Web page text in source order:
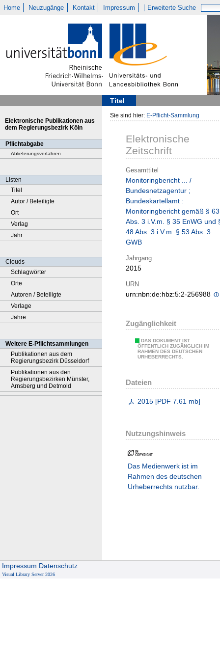
Home Neuzugänge Kontakt Impressum Erweiterte Suche
Titel
Elektronische Publikationen aus
dem Regierungsbezirk Köln
Pflichtabgabe
Ablieferungsverfahren
Listen
Titel
Autor / Beteiligte
Ort
Verlag
Jahr
Clouds
Schlagwörter
Orte
Autoren / Beteiligte
Verlage
Jahre
Weitere E-Pflichtsammlungen
Publikationen aus dem
Regierungsbezirk Düsseldorf
Publikationen aus den
Regierungsbezirken Münster,
Arnsberg und Detmold
Sie sind hier: E-Pflicht-Sammlung
Elektronische
Zeitschrift
Gesamttitel
Monitoringbericht ... /
Bundesnetzagentur ;
Bundeskartellamt :
Monitoringbericht gemäß § 63
Abs. 3 i.V.m. § 35 EnWG und
48 Abs. 3 i.V.m. § 53 Abs. 3
GWB
Jahrgang
2015
URN
urn:nbn:de:hbz:5:2-256988
Zugänglichkeit
DAS DOKUMENT IST
ÖFFENTLICH ZUGÄNGLICH IM
RAHMEN DES DEUTSCHEN
URHEBERRECHTS.
Dateien
2015 [PDF 7.61 mb]
Nutzungshinweis
Das Medienwerk ist im
Rahmen des deutschen
Urheberrechts nutzbar.
Impressum Datenschutz
Visual Library Server 2026